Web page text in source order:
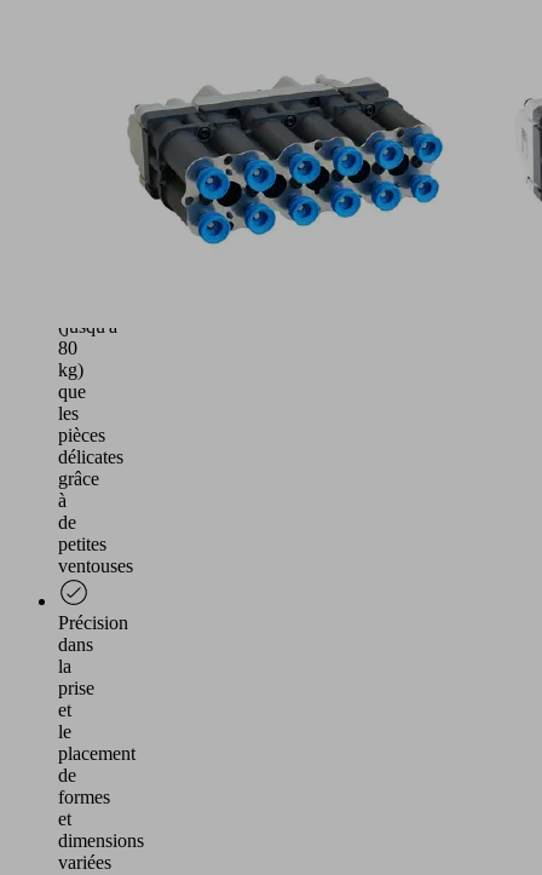
(jusqu'à
80
kg)
que
les
pièces
délicates
grâce
à
de
petites
ventouses
Précision
dans
la
prise
et
le
placement
de
formes
et
dimensions
variées